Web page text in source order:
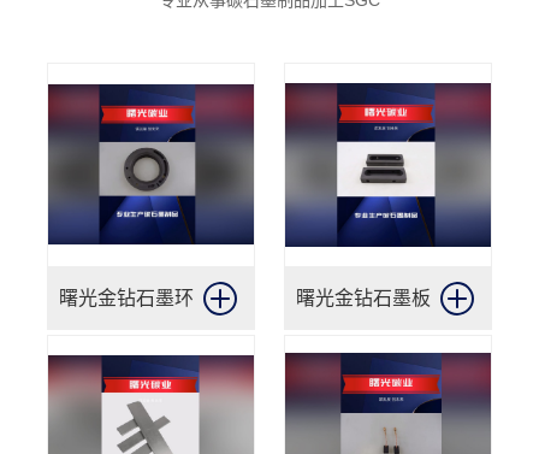
曙光金钻石墨环 曙光金钻石墨板